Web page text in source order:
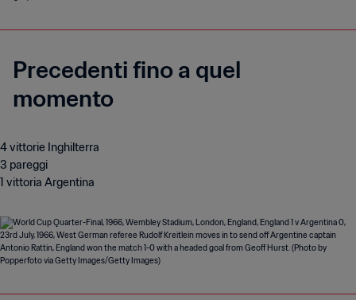
Precedenti fino a quel
momento
4 vittorie Inghilterra
3 pareggi
1 vittoria Argentina